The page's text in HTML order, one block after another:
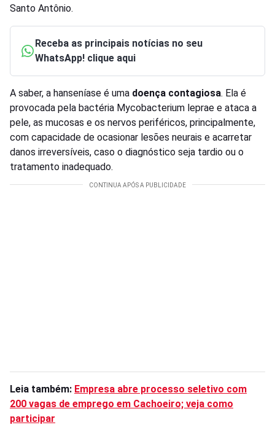
Santo Antônio.
Receba as principais notícias no seu
WhatsApp! clique aqui
A saber, a hanseníase é uma doença contagiosa. Ela é
provocada pela bactéria Mycobacterium leprae e ataca a
pele, as mucosas e os nervos periféricos, principalmente,
com capacidade de ocasionar lesões neurais e acarretar
danos irreversíveis, caso o diagnóstico seja tardio ou o
tratamento inadequado.
Leia também: Empresa abre processo seletivo com
200 vagas de emprego em Cachoeiro; veja como
participar